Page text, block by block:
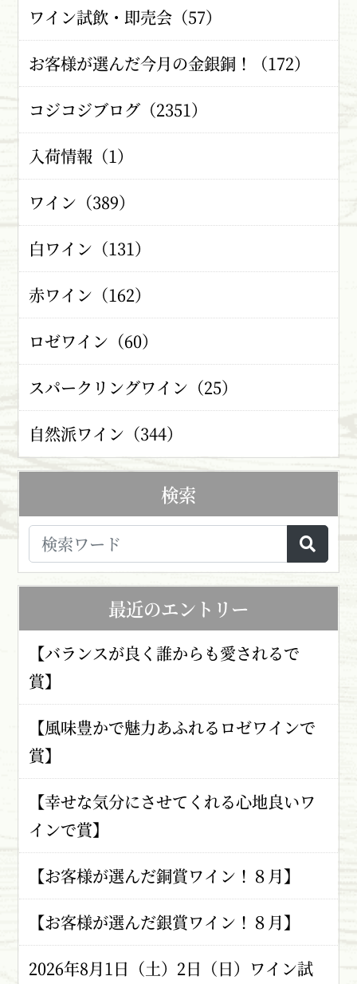
ワイン試飲・即売会（57）
お客様が選んだ今月の金銀銅！（172）
コジコジブログ（2351）
入荷情報（1）
ワイン（389）
白ワイン（131）
赤ワイン（162）
ロゼワイン（60）
スパークリングワイン（25）
自然派ワイン（344）
検索
最近のエントリー
【バランスが良く誰からも愛されるで
賞】
【風味豊かで魅力あふれるロゼワインで
賞】
【幸せな気分にさせてくれる心地良いワ
インで賞】
【お客様が選んだ銅賞ワイン！８月】
【お客様が選んだ銀賞ワイン！８月】
2026年8月1日（土）2日（日）ワイン試